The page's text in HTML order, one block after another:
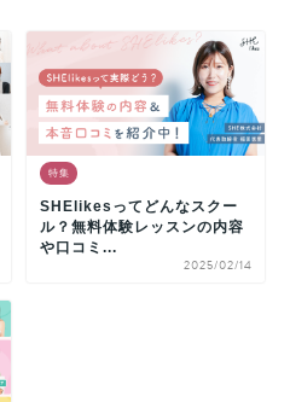
特集
SHElikesってどんなスクー
ル？無料体験レッスンの内容
や口コミ...
2025/02/14